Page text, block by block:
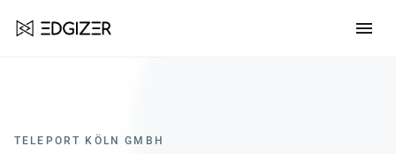
TELEPORT KÖLN GMBH